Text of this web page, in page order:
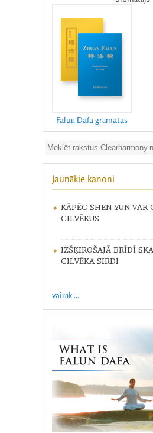
Faluņ Dafa grāmatas
Jaunākie kanoni
KĀPĒC SHEN YUN VAR
CILVĒKUS
IZŠĶIROŠAJĀ BRĪDĪ
CILVĒKA SIRDI
vairāk ...